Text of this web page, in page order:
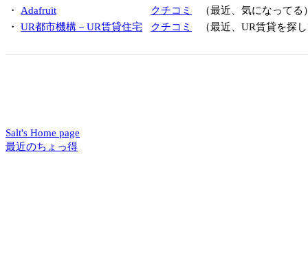
・ Adafruit クチコミ
（最近、気になってる
・ UR都市機構－UR賃貸住宅 クチコミ （最近、UR賃貸を探
Salt's Home page
最近のちょっ得